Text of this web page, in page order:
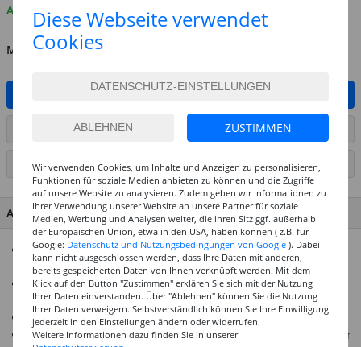
Auf Lager
MENGE
IN DEN WARENKORB
ARTIKEL AUF WUNSCHLISTE SETZEN
SEITE DRUCKEN
ARTIKEL MERKMALE & DETAILS
10 Blatt handgeschöpftes Naturpapier in verschiedenen
Formaten
Sortiert in natürlichen Farben und besonderen
Papierqualitäten
Je 2 Blatt Lace Paper, Blütenpapier und Muschelpapier
Zusätzlich 1 Blatt Bambuspapier und 3 Blatt Bananenpapier
Diese Webseite verwendet
Cookies
ZUSTIMMEN
Wir verwenden Cookies, um Inhalte und Anzeigen zu personalisieren,
Funktionen für soziale Medien anbieten zu können und die Zugriffe
auf unsere Website zu analysieren. Zudem geben wir Informationen zu
Ihrer Verwendung unserer Website an unsere Partner für soziale
Medien, Werbung und Analysen weiter, die ihren Sitz ggf. außerhalb
der Europäischen Union, etwa in den USA, haben können ( z.B. für
Google: Datenschutz und Nutzungsbedingungen von Google ). Dabei
kann nicht ausgeschlossen werden, dass Ihre Daten mit anderen,
bereits gespeicherten Daten von Ihnen verknüpft werden. Mit dem
Klick auf den Button "Zustimmen" erklären Sie sich mit der Nutzung
Ihrer Daten einverstanden. Über "Ablehnen" können Sie die Nutzung
Ihrer Daten verweigern. Selbstverständlich können Sie Ihre Einwilligung
jederzeit in den Einstellungen ändern oder widerrufen.
Weitere Informationen dazu finden Sie in unserer